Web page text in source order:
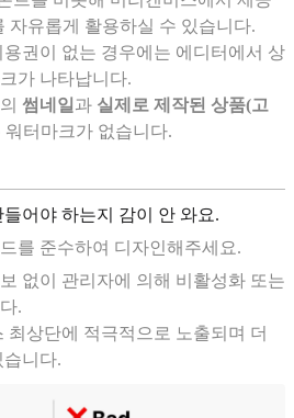
자유롭게 활용하실 수 있습니다.
권이 없는 경우에는 에디터에서 상
가 나타납니다.
썸네일 과 실제로 제작된 상품(고
워터마크가 없습니다.
어야 하는지 감이 안 와요.
를 준수하여 디자인해주세요.
없이 관리자에 의해 비활성화 또는
.
최상단에 적극적으로 노출되며 더
니다.